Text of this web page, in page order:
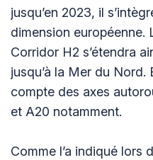
jusqu’en 2023, il
dimension européenne.
Corridor H2 s’étendra
jusqu’à la Mer du Nord.
compte des axes
et A20 notamment.
Comme l’a indiqué lors